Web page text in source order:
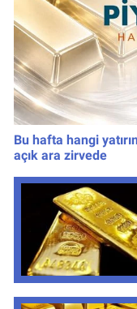
Bu hafta hangi
açık ara zirvede